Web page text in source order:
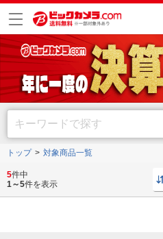
トップ 対象商品一覧
アイスバディーズ まとめ買いでお得！
対象商品一覧
5件中
1～5件を表示